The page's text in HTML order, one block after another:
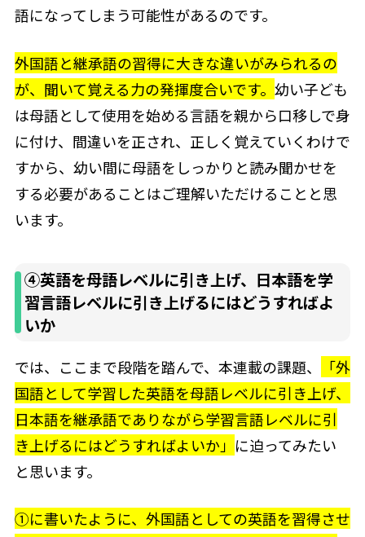
語になってしまう可能性があるのです。
外国語と継承語の習得に大きな違いがみられるの
が、聞いて覚える力の発揮度合いです。 幼い子ども
は母語として使用を始める言語を親から口移しで身
に付け、間違いを正され、正しく覚えていくわけで
すから、幼い間に母語をしっかりと読み聞かせを
する必要があることはご理解いただけることと思
います。
④英語を母語レベルに引き上げ、日本語を学
習言語レベルに引き上げるにはどうすればよ
いか
では、ここまで段階を踏んで、本連載の課題、
「外
国語として学習した英語を母語レベルに引き上げ、
日本語を継承語でありながら学習言語レベルに引
き上げるにはどうすればよいか」 に迫ってみたい
と思います。
①に書いたように、外国語としての英語を習得させ